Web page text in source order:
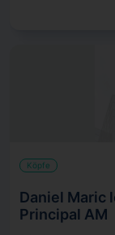
Köpfe
Daniel Maric
Principal AM